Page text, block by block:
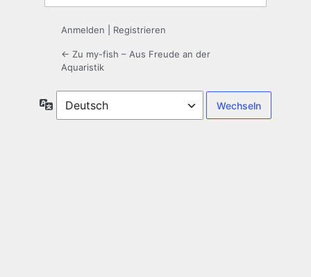
Anmelden Registrieren
← Zu my-fish – Aus Freude an der
Aquaristik
Sprache